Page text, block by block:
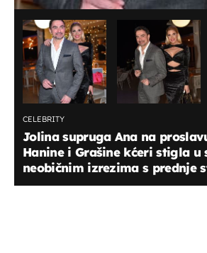
CELEBRITY
Jolina supruga Ana na
Hanine i Grašine kćeri stigla u
neobičnim izrezima s prednje